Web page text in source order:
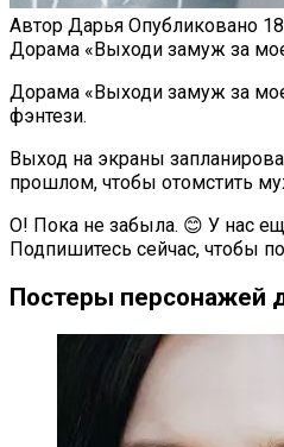
Автор Дарья Опубликовано
Дорама «Выходи замуж за
Дорама «Выходи замуж за
фэнтези.
Выход на экраны
прошлом, чтобы отомстить
О! Пока не забыла. 😊 У нас
Подпишитесь сейчас, чтобы
Постеры персонажей